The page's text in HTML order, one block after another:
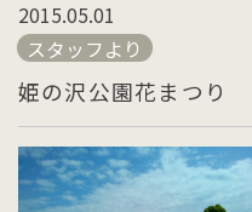
2015.05.01
スタッフより
姫の沢公園花まつり